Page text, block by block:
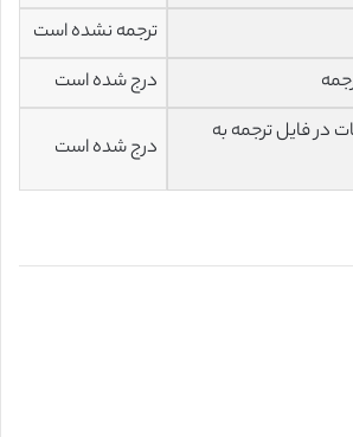
ترجمه نشده است
درج شده است
در فایل ترجمه به
درج شده است